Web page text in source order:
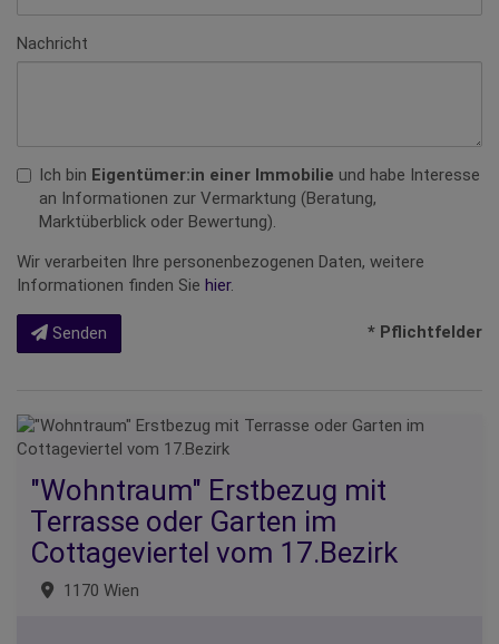
Nachricht
Ich bin Eigentümer:in einer Immobilie und habe Interesse
an Informationen zur Vermarktung (Beratung,
Marktüberblick oder Bewertung).
Wir verarbeiten Ihre personenbezogenen Daten, weitere
Informationen finden Sie hier.
Senden * Pflichtfelder
"Wohntraum" Erstbezug mit
Terrasse oder Garten im
Cottageviertel vom 17.Bezirk
1170 Wien